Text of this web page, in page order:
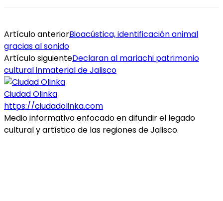
Artículo anteriorBioacústica, identificación animal
gracias al sonido
Artículo siguienteDeclaran al mariachi patrimonio
cultural inmaterial de Jalisco
Ciudad Olinka
https://ciudadolinka.com
Medio informativo enfocado en difundir el legado
cultural y artístico de las regiones de Jalisco.